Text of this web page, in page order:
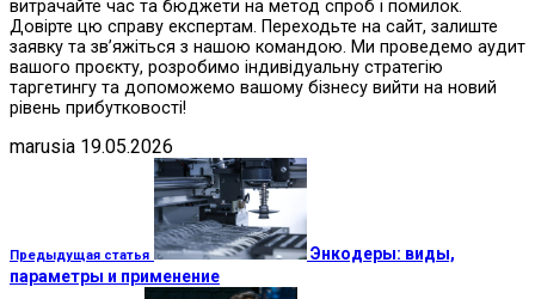
витрачайте час та бюджети на метод спроб і помилок.
Довірте цю справу експертам. Переходьте на сайт, залиште
заявку та зв’яжіться з нашою командою. Ми проведемо аудит
вашого проєкту, розробимо індивідуальну стратегію
таргетингу та допоможемо вашому бізнесу вийти на новий
рівень прибутковості!
marusia 19.05.2026
Предыдущая статья
Энкодеры: виды,
параметры и применение